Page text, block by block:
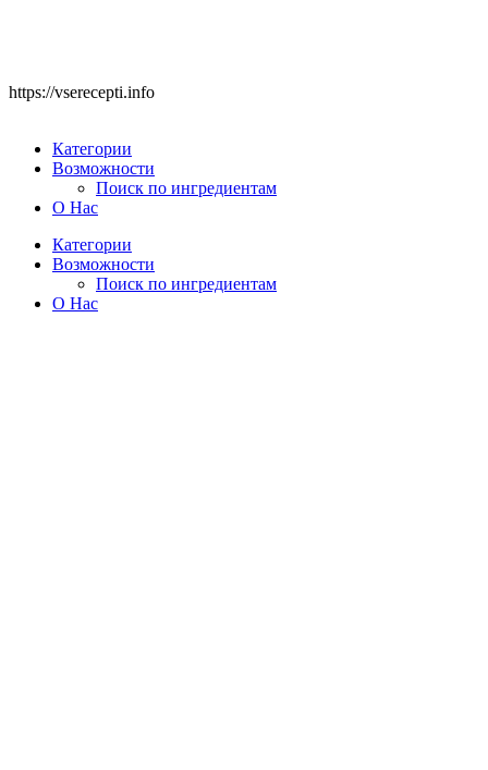
https://vserecepti.info
Категории
Возможности
Поиск по ингредиентам
О Нас
Категории
Возможности
Поиск по ингредиентам
О Нас